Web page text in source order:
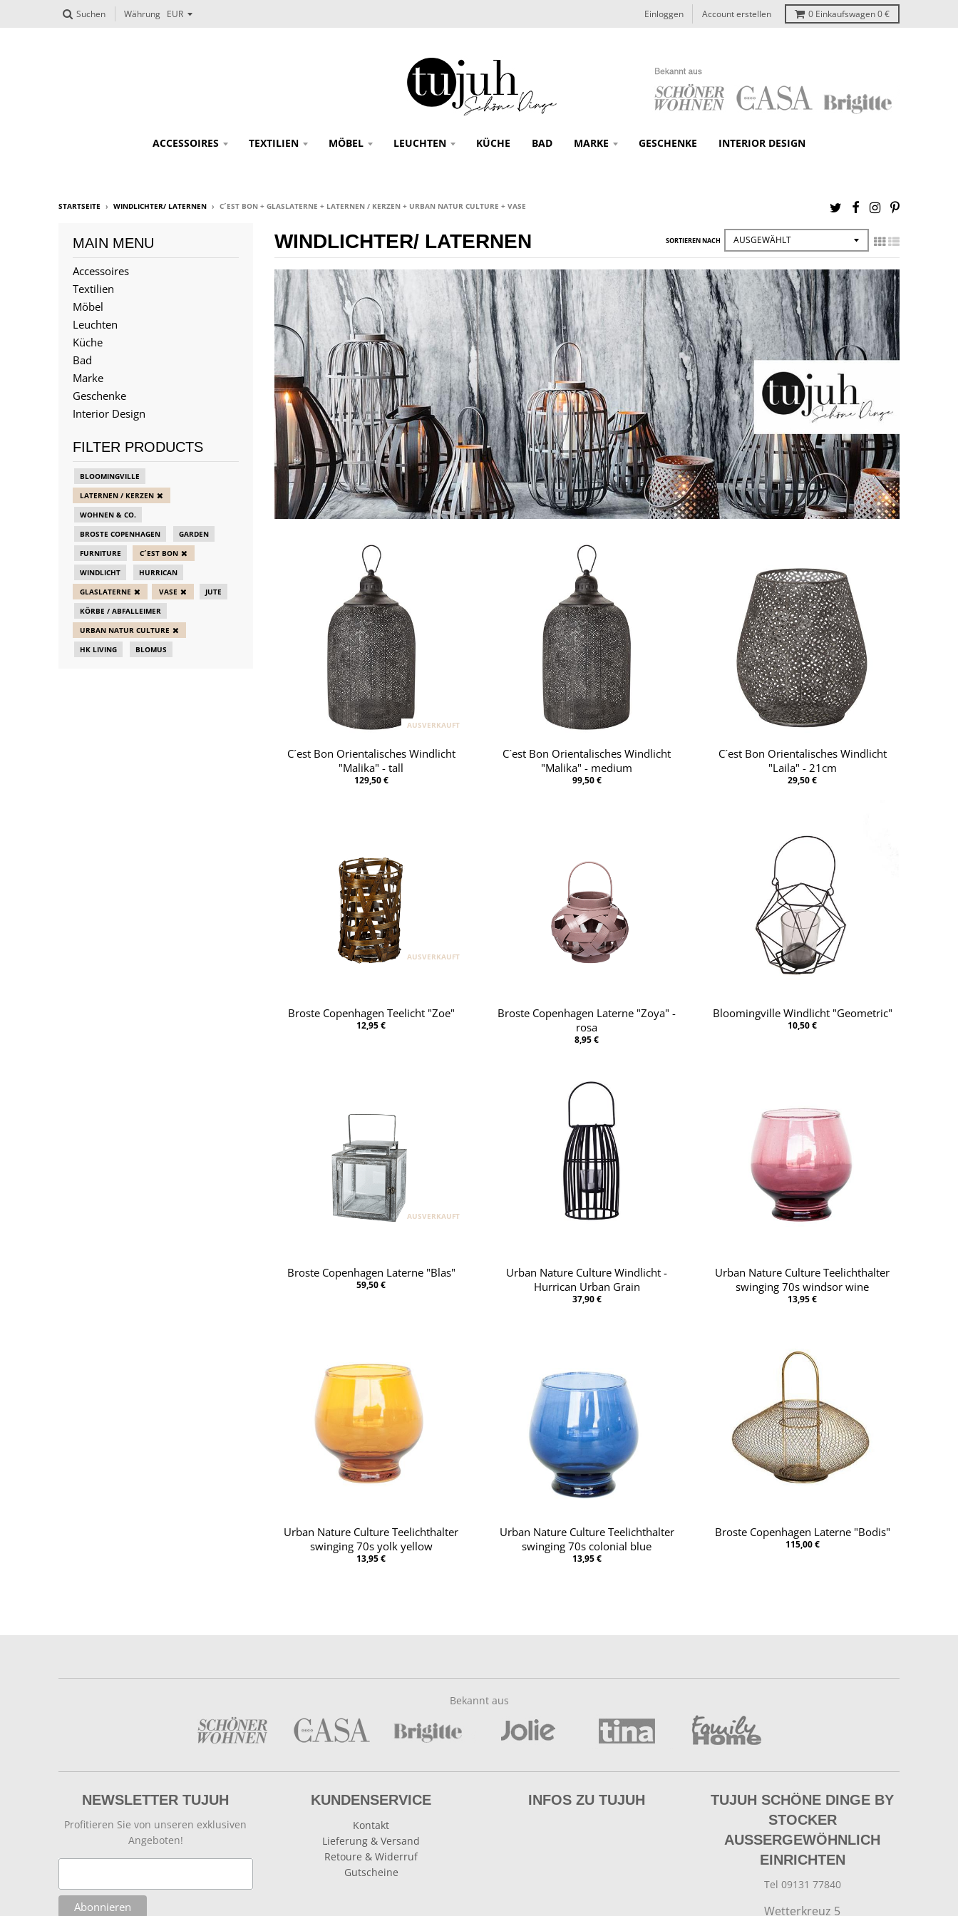
Suchen Währung Einloggen Account erstellen 0 Einkaufswagen0 €
ACCESSOIRES TEXTILIEN MÖBEL LEUCHTEN KÜCHE BAD MARKE GESCHENKE INTERIOR DESIGN
STARTSEITE › WINDLICHTER/ LATERNEN › C´EST BON + GLASLATERNE + LATERNEN / KERZEN + URBAN NATUR CULTURE + VASE
WINDLICHTER/ LATERNEN SORTIEREN NACH
AUSVERKAUFT
C´est Bon Orientalisches Windlicht
"Malika" - tall
129,50 €
C´est Bon Orientalisches Windlicht
"Malika" - medium
99,50 €
C´est Bon Orientalisches Windlicht
"Laila" - 21cm
29,50 €
AUSVERKAUFT
Broste Copenhagen Teelicht "Zoe"
12,95 €
Broste Copenhagen Laterne "Zoya" -
rosa
8,95 €
Bloomingville Windlicht "Geometric"
10,50 €
AUSVERKAUFT
Broste Copenhagen Laterne "Blas"
59,50 €
Urban Nature Culture Windlicht -
Hurrican Urban Grain
37,90 €
Urban Nature Culture Teelichthalter
swinging 70s windsor wine
13,95 €
Urban Nature Culture Teelichthalter
swinging 70s yolk yellow
13,95 €
Urban Nature Culture Teelichthalter
swinging 70s colonial blue
13,95 €
Broste Copenhagen Laterne "Bodis"
115,00 €
MAIN MENU
Accessoires
Textilien
Möbel
Leuchten
Küche
Bad
Marke
Geschenke
Interior Design
FILTER PRODUCTS
BLOOMINGVILLE
LATERNEN / KERZEN
WOHNEN & CO.
BROSTE COPENHAGEN
GARDEN
FURNITURE
C´EST BON
WINDLICHT
HURRICAN
GLASLATERNE
VASE
JUTE
KÖRBE / ABFALLEIMER
URBAN NATUR CULTURE
HK LIVING
BLOMUS
Bekannt aus
NEWSLETTER TUJUH
Profitieren Sie von unseren exklusiven
Angeboten!
KUNDENSERVICE
Kontakt
Lieferung & Versand
Retoure & Widerruf
Gutscheine
INFOS ZU TUJUH
TUJUH SCHÖNE DINGE BY
STOCKER
AUSSERGEWÖHNLICH E
INRICHTEN
Tel 09131 77840
Wetterkreuz 5